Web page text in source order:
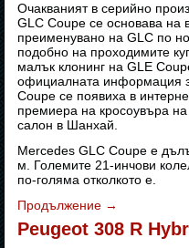
Очакваният в серийно
GLC Coupe се основава на
преименувано на GLC по
подобно на проходимите
малък клонинг на GLE
официалната информация
Coupe се появиха в
премиера на кросоувъра
салон в Шанхай.
Mercedes GLC Coupe е
м. Големите 21-инчови
по-голяма отколкото е.
Продължение →
Peugeot 308 R